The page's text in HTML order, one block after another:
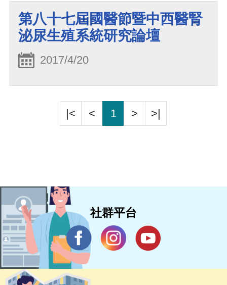
第八十七屆國醫節暨中西醫腎
泌尿生殖系統研究論壇
2017/4/20
|< < 1 > >|
社群平台